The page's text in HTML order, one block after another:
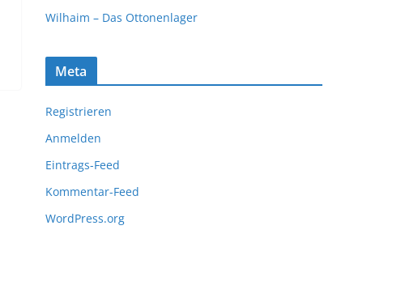
Wilhaim – Das Ottonenlager
Meta
Registrieren
Anmelden
Eintrags-Feed
Kommentar-Feed
WordPress.org